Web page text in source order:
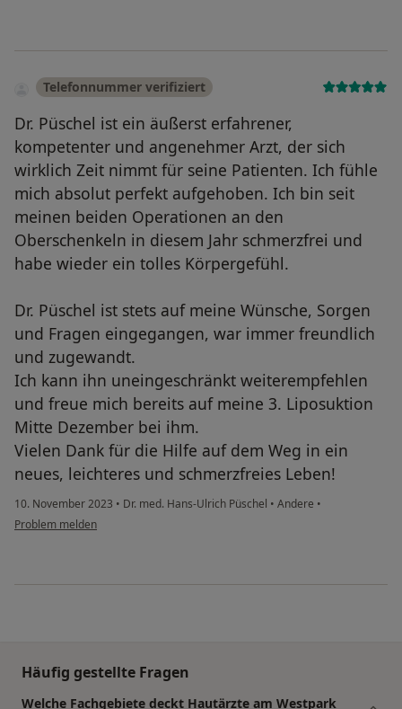
Telefonnummer verifiziert
Dr. Püschel ist ein äußerst erfahrener,
kompetenter und angenehmer Arzt, der sich
wirklich Zeit nimmt für seine Patienten. Ich fühle
mich absolut perfekt aufgehoben. Ich bin seit
meinen beiden Operationen an den
Oberschenkeln in diesem Jahr schmerzfrei und
habe wieder ein tolles Körpergefühl.
Dr. Püschel ist stets auf meine Wünsche, Sorgen
und Fragen eingegangen, war immer freundlich
und zugewandt.
Ich kann ihn uneingeschränkt weiterempfehlen
und freue mich bereits auf meine 3. Liposuktion
Mitte Dezember bei ihm.
Vielen Dank für die Hilfe auf dem Weg in ein
neues, leichteres und schmerzfreies Leben!
10. November 2023 • Dr. med. Hans-Ulrich Püschel • Andere •
Problem melden
Häufig gestellte Fragen
Welche Fachgebiete deckt Hautärzte am Westpark